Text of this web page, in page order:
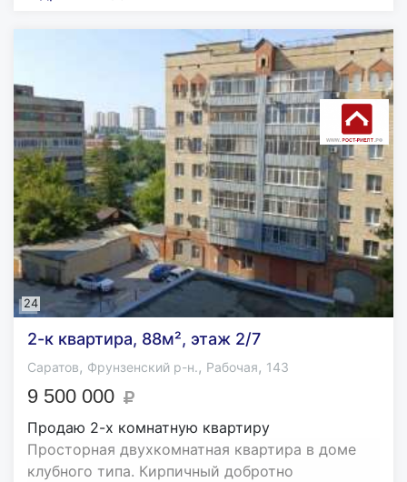
24
2-к квартира, 88м², этаж 2/7
Саратов, Фрунзенский р-н., Рабочая, 143
9 500 000
Продаю 2-х комнатную квартиру
Просторная двухкомнатная квартира в доме
клубного типа. Кирпичный добротно